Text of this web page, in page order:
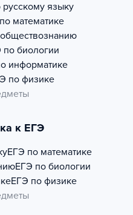
языку
математике
биологии
информатике
по физике
к ЕГЭ
ЕГЭ по математике
ЕГЭ по биологии
ЕГЭ по физике